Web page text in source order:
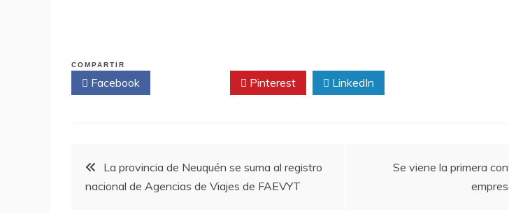
COMPARTIR
Facebook Pinterest LinkedIn
Navegación
de
La provincia de Neuquén se suma al registro
nacional de Agencias de Viajes de FAEVYT
Se viene la primera